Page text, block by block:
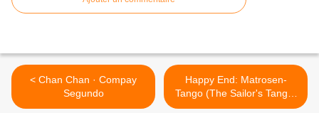
< Chan Chan · Compay
Segundo
Happy End: Matrosen-
Tango (The Sailor's Tango)
. Tango-tempo · Lotte